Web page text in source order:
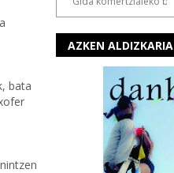
bata
AZKEN ALDIZKARIA